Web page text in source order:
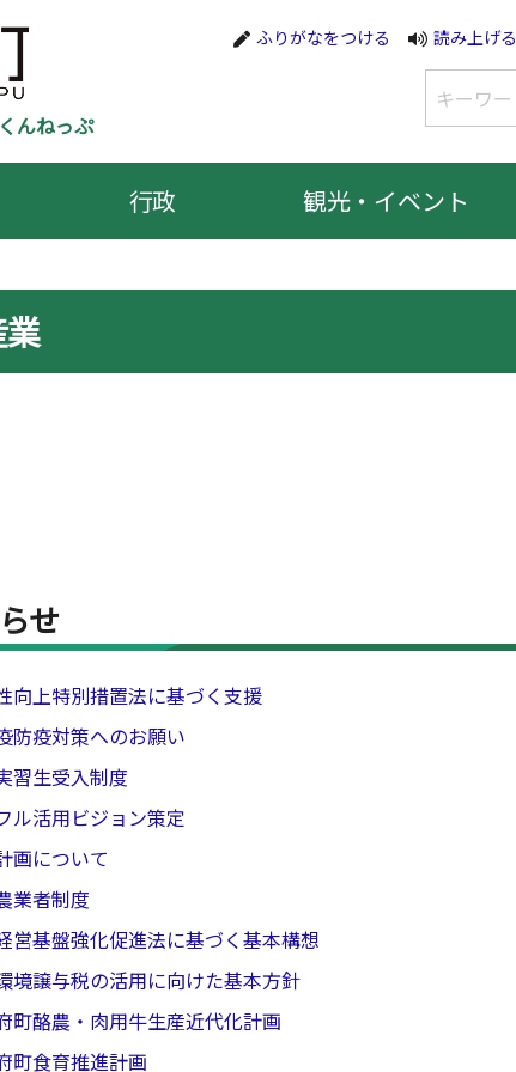
んねっぷ
ふりがなをつける 読み上げる
行政 観光・イベント
せ
向上特別措置法に基づく支援
防疫対策へのお願い
習生受入制度
ル活用ビジョン策定
画について
業者制度
営基盤強化促進法に基づく基本構想
境譲与税の活用に向けた基本方針
町酪農・肉用牛生産近代化計画
町食育推進計画